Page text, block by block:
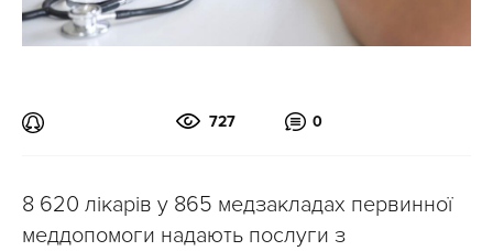
727 0
8 620 лікарів у 865 медзакладах первинної
меддопомоги надають послуги з